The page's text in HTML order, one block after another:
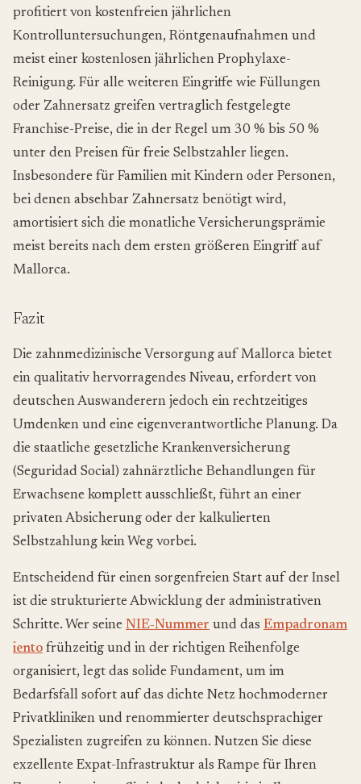
profitiert von kostenfreien jährlichen
Kontrolluntersuchungen, Röntgenaufnahmen und
meist einer kostenlosen jährlichen Prophylaxe-
Reinigung. Für alle weiteren Eingriffe wie Füllungen
oder Zahnersatz greifen vertraglich festgelegte
Franchise-Preise, die in der Regel um 30 % bis 50 %
unter den Preisen für freie Selbstzahler liegen.
Insbesondere für Familien mit Kindern oder Personen,
bei denen absehbar Zahnersatz benötigt wird,
amortisiert sich die monatliche Versicherungsprämie
meist bereits nach dem ersten größeren Eingriff auf
Mallorca.
Fazit
Die zahnmedizinische Versorgung auf Mallorca bietet
ein qualitativ hervorragendes Niveau, erfordert von
deutschen Auswanderern jedoch ein rechtzeitiges
Umdenken und eine eigenverantwortliche Planung. Da
die staatliche gesetzliche Krankenversicherung
(Seguridad Social) zahnärztliche Behandlungen für
Erwachsene komplett ausschließt, führt an einer
privaten Absicherung oder der kalkulierten
Selbstzahlung kein Weg vorbei.
Entscheidend für einen sorgenfreien Start auf der Insel
ist die strukturierte Abwicklung der administrativen
Schritte. Wer seine NIE-Nummer und das Empadronam
iento frühzeitig und in der richtigen Reihenfolge
organisiert, legt das solide Fundament, um im
Bedarfsfall sofort auf das dichte Netz hochmoderner
Privatkliniken und renommierter deutschsprachiger
Spezialisten zugreifen zu können. Nutzen Sie diese
exzellente Expat-Infrastruktur als Rampe für Ihren